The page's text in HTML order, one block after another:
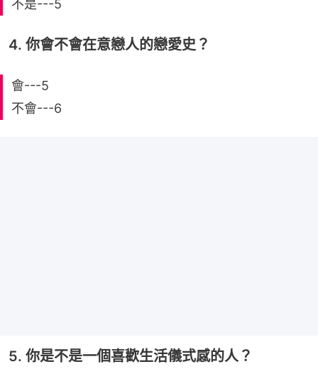
不是---5
4. 你會不會在意戀人的戀愛史？
會---5
不會---6
5. 你是不是一個喜歡生活儀式感的人？